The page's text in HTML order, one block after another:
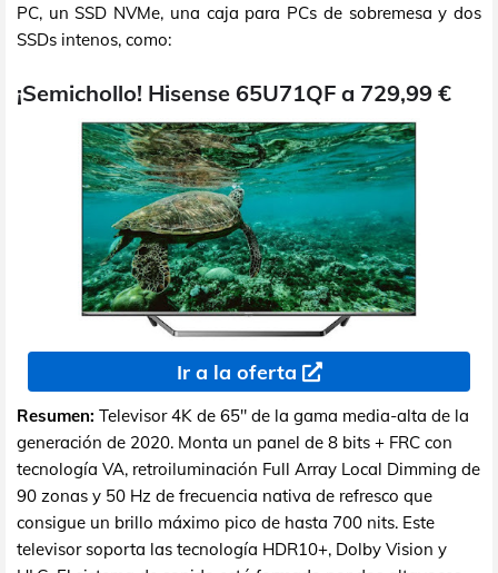
PC, un SSD NVMe, una caja para PCs de sobremesa y dos
SSDs intenos, como:
¡Semichollo! Hisense 65U71QF a 729,99 €
Ir a la oferta
Resumen: Televisor 4K de 65" de la gama media-alta de la
generación de 2020. Monta un panel de 8 bits + FRC con
tecnología VA, retroiluminación Full Array Local Dimming de
90 zonas y 50 Hz de frecuencia nativa de refresco que
consigue un brillo máximo pico de hasta 700 nits. Este
televisor soporta las tecnología HDR10+, Dolby Vision y